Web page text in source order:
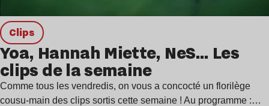
clips
Yoa, Hannah Miette, NeS… Les
clips de la semaine
Comme tous les vendredis, on vous a concocté un florilège
cousu-main des clips sortis cette semaine ! Au programme :…